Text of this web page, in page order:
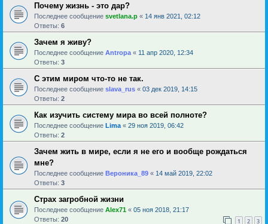
Почему жизнь - это дар?
Последнее сообщение svetlana.p « 14 янв 2021, 02:12
Ответы: 6
Зачем я живу?
Последнее сообщение Antropa « 11 апр 2020, 12:34
Ответы: 3
С этим миром что-то не так.
Последнее сообщение slava_rus « 03 дек 2019, 14:15
Ответы: 2
Как изучить систему мира во всей полноте?
Последнее сообщение Lima « 29 ноя 2019, 06:42
Ответы: 2
Зачем жить в мире, если я не его и вообще рождаться
мне?
Последнее сообщение Вероника_89 « 14 май 2019, 22:02
Ответы: 3
Страх загробной жизни
Последнее сообщение Alex71 « 05 ноя 2018, 21:17
Ответы: 20 1 2 3